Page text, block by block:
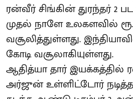
ரன்வீர் சிங்கின் துரந்தர் 2
முதல் நாளே உலகளவில் ரூ.
வசூலித்துள்ளது.
கோடி வசூலாகியுள்ளது.
ஆதித்யா தார் இயக்கத்தில்
அர்ஜுன் உள்ளிட்டோர் நடித்த